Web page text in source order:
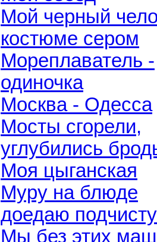
Мой черный
костюме сером
Мореплаватель -
одиночка
Москва - Одесса
Мосты сгорели,
углубились
Моя цыганская
Муру на блюде
доедаю
Мы без этих